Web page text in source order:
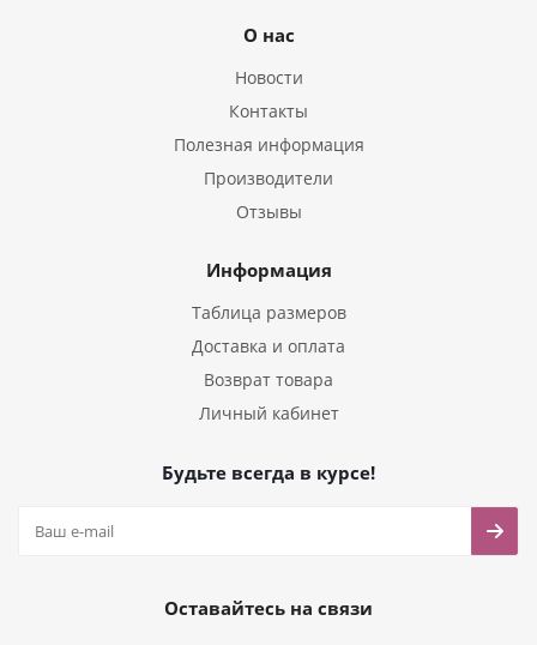
О нас
Новости
Контакты
Полезная информация
Производители
Отзывы
Информация
Таблица размеров
Доставка и оплата
Возврат товара
Личный кабинет
Будьте всегда в курсе!
Оставайтесь на связи